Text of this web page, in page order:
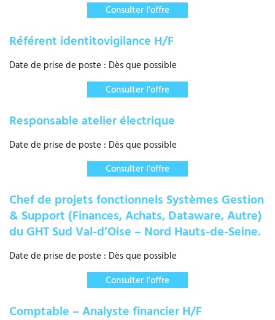
Consulter l'offre
Référent identitovigilance H/F
Date de prise de poste : Dès que possible
Consulter l'offre
Responsable atelier électrique
Date de prise de poste : Dès que possible
Consulter l'offre
Chef de projets fonctionnels Systèmes Gestion
& Support (Finances, Achats, Dataware, Autre)
du GHT Sud Val-d’Oise – Nord Hauts-de-Seine.
Date de prise de poste : Dès que possible
Consulter l'offre
Comptable – Analyste financier H/F